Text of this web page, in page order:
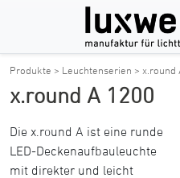
Produkte > Leuchtenserien > x.round
x.round A 1200
Die x.round A ist eine runde
LED-Deckenaufbauleuchte
mit direkter und leicht